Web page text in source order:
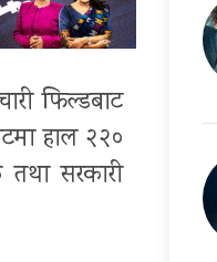
फिल्डबाट
हाल २२०
सरकारी